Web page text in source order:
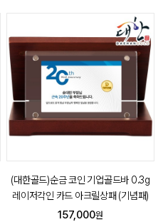
(대한골드)순금 코인 기업골드바 0.3g
레이저각인 카드 아크릴상패 (기념패)
157,000원